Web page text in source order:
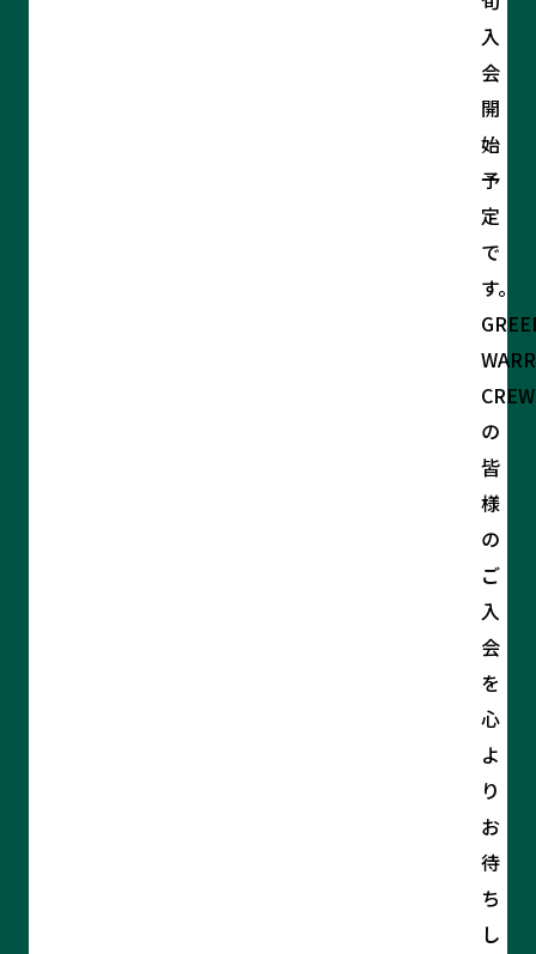
入
会
開
始
予
定
で
す。
CREW
の
皆
様
の
ご
入
会
を
心
よ
り
お
待
ち
し